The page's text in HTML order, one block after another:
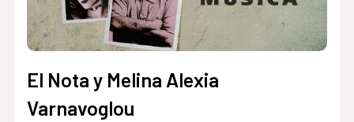
El Nota y Melina Alexia
Varnavoglou